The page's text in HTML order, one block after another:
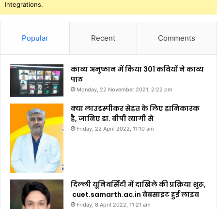
Integrations.
Popular Recent Comments
काव्य अनुष्ठान में किया 301 कवियों ने काव्य
पाठ
Monday, 22 November 2021, 2:22 pm
क्या लाउडस्पीकर सेहत के लिए हानिकारक
है, जानिए डा. बीपी त्यागी से
Friday, 22 April 2022, 11:10 am
दिल्ली यूनिवर्सिटी में दाखिले की प्रक्रिया शुरू,
cuet.samarth.ac.in वेबसाइट हुई लाइव
Friday, 8 April 2022, 11:21 am